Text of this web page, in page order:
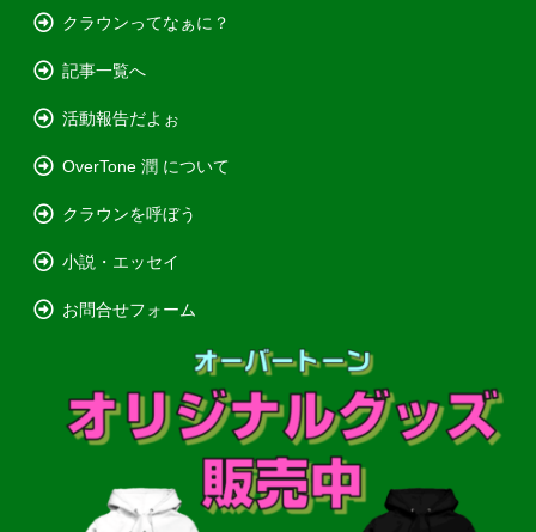
クラウンってなぁに？
記事一覧へ
活動報告だよぉ
OverTone 潤 について
クラウンを呼ぼう
小説・エッセイ
お問合せフォーム